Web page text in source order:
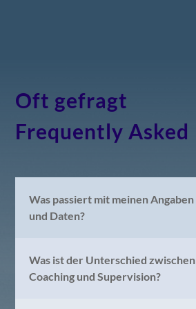
Oft gefragt
Frequently Asked
Was passiert mit meinen Angaben
und Daten?
Was ist der Unterschied zwischen
Coaching und Supervision?